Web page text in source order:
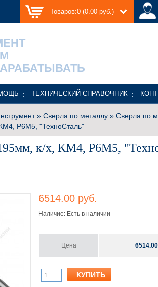
Товаров:0 (0.00 руб.)
ТЕХНИЧЕСКИЙ СПРАВОЧНИК
» Сверла по металлу » Сверла по
Р6М5, "ТехноСталь"
к/х, КМ4, Р6М5,
6514.00 руб.
Наличие: Есть в наличии
Цена